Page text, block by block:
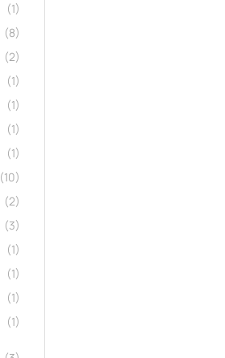
(1)
(8)
(2)
(1)
(1)
(1)
(1)
(10)
(2)
(3)
(1)
(1)
(1)
(1)